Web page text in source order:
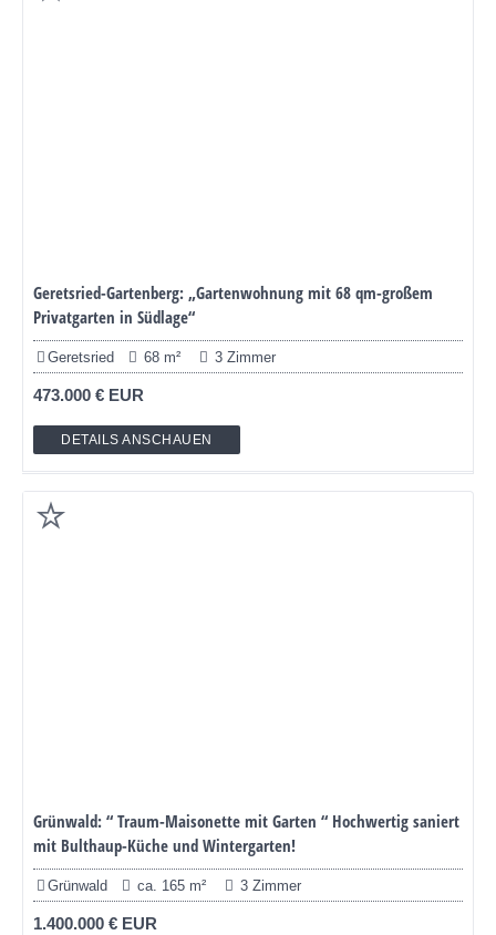
Geretsried-Gartenberg: „Gartenwohnung mit 68 qm-großem
Privatgarten in Südlage“
Geretsried 68 m² 3 Zimmer
473.000 € EUR
DETAILS ANSCHAUEN
Grünwald: “ Traum-Maisonette mit Garten “ Hochwertig saniert
mit Bulthaup-Küche und Wintergarten!
Grünwald ca. 165 m² 3 Zimmer
1.400.000 € EUR